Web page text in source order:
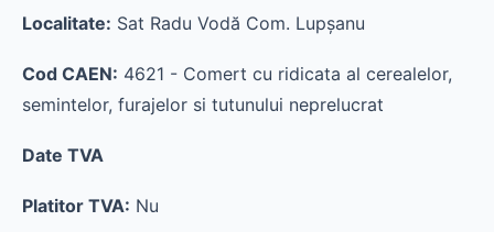
Localitate: Sat Radu Vodă Com. Lupşanu
Cod CAEN: 4621 - Comert cu ridicata al cerealelor,
semintelor, furajelor si tutunului neprelucrat
Date TVA
Platitor TVA: Nu